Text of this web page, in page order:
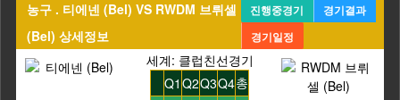
농구 . 티에넨 (Bel) VS RWDM 브뤼셀
(Bel) 상세정보
진행중경기
경기결과
경기일정
세계: 클럽친선경기
Q1 Q2Q3Q4총